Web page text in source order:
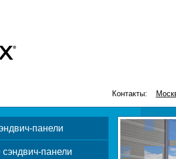
Контакты:
панели
панели